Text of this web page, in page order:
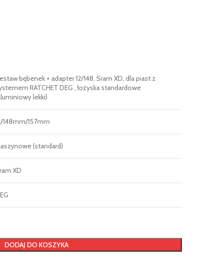
bębenek + adapter 12/148, Sram XD, dla piast z
RATCHET DEG , łożyska standardowe
lekki)
148mm/157mm
(standard)
XD
DODAJ DO KOSZYKA